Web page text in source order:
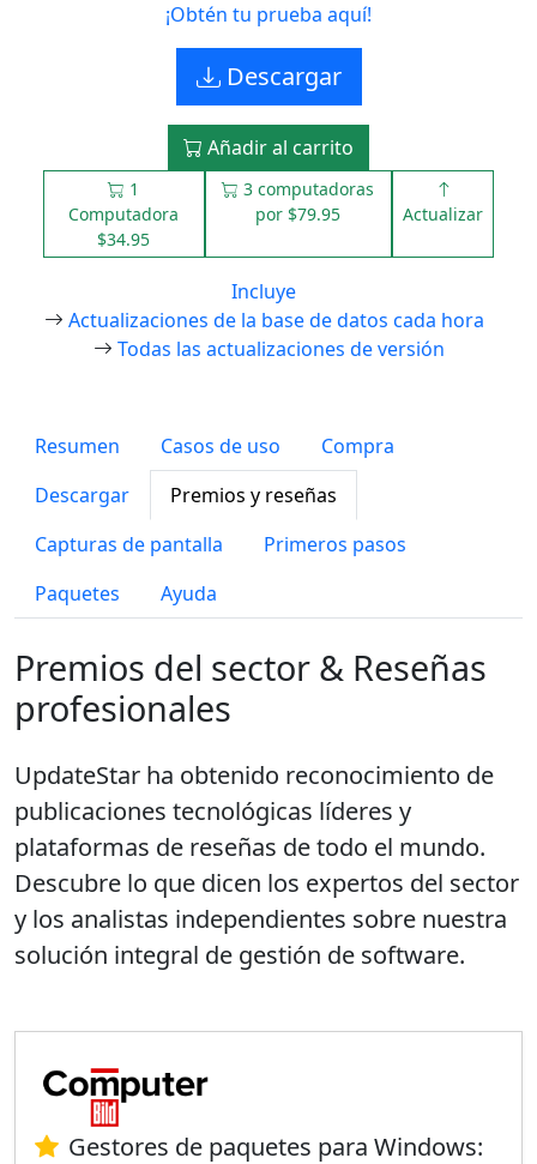
¡Obtén tu prueba aquí!
Descargar
Añadir al carrito
1
Computadora
$34.95
3 computadoras
por $79.95
Actualizar
Incluye
Actualizaciones de la base de datos cada hora
Todas las actualizaciones de versión
Resumen Casos de uso
Compra
Descargar
Premios y reseñas
Capturas de pantalla
Primeros pasos
Paquetes
Ayuda
Premios del sector & Reseñas
profesionales
UpdateStar ha obtenido reconocimiento de
publicaciones tecnológicas líderes y
plataformas de reseñas de todo el mundo.
Descubre lo que dicen los expertos del sector
y los analistas independientes sobre nuestra
solución integral de gestión de software.
Gestores de paquetes para Windows: